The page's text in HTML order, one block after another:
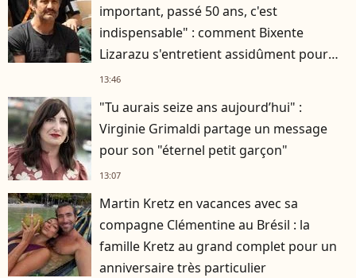
important, passé 50 ans, c'est
indispensable" : comment Bixente
Lizarazu s'entretient assidûment pour
rester musclé à 56 ans ?
13:46
"Tu aurais seize ans aujourd’hui" :
Virginie Grimaldi partage un message
pour son "éternel petit garçon"
13:07
Martin Kretz en vacances avec sa
compagne Clémentine au Brésil : la
famille Kretz au grand complet pour un
anniversaire très particulier